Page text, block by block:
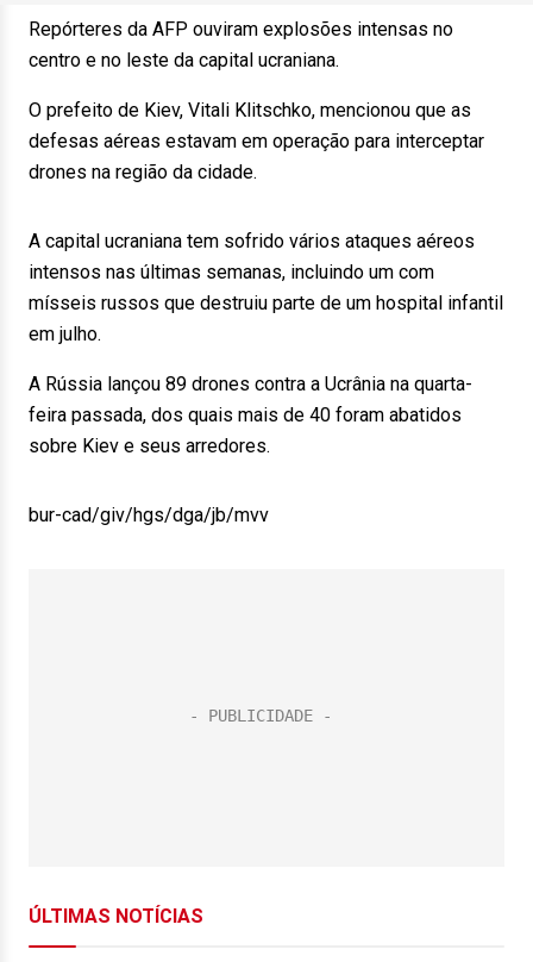
Repórteres da AFP ouviram explosões intensas no
centro e no leste da capital ucraniana.
O prefeito de Kiev, Vitali Klitschko, mencionou que as
defesas aéreas estavam em operação para interceptar
drones na região da cidade.
A capital ucraniana tem sofrido vários ataques aéreos
intensos nas últimas semanas, incluindo um com
mísseis russos que destruiu parte de um hospital infantil
em julho.
A Rússia lançou 89 drones contra a Ucrânia na quarta-
feira passada, dos quais mais de 40 foram abatidos
sobre Kiev e seus arredores.
bur-cad/giv/hgs/dga/jb/mvv